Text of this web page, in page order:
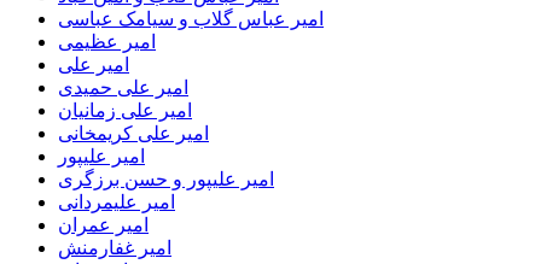
امیر عباس گلاب و سیامک عباسی
امیر عظیمی
امیر علی
امیر علی حمیدی
امیر علی زمانیان
امیر علی کریمخانی
امیر علیپور
امیر علیپور و حسن برزگری
امیر علیمردانی
امیر عمران
امیر غفارمنش